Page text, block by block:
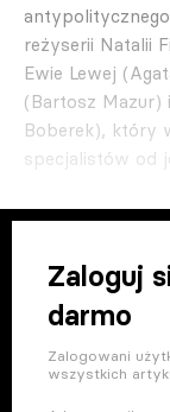
reżyserii Natalii
Ewie Lewej
(Bartosz Mazur)
Boberek), który
specjalistów od
Zaloguj
darmo
Zalogowani
wszystkich